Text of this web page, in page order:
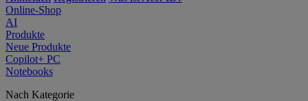
Online-Shop
AI
Produkte
Neue Produkte
Copilot+ PC
Notebooks
Nach Kategorie